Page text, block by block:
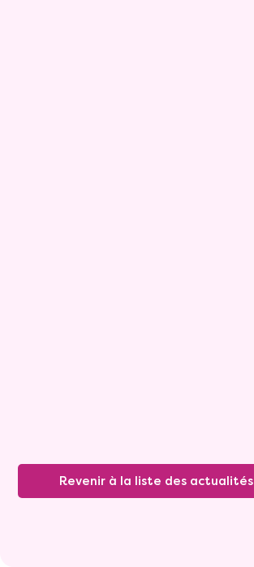
Revenir à la liste des actualités